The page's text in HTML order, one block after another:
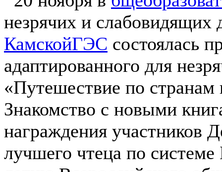
незрячих и слабовидящих
КамскойГЭС состоялась
адаптированного для
«Путешествие по
Знакомство с новыми
награждения участников
лучшего чтеца по